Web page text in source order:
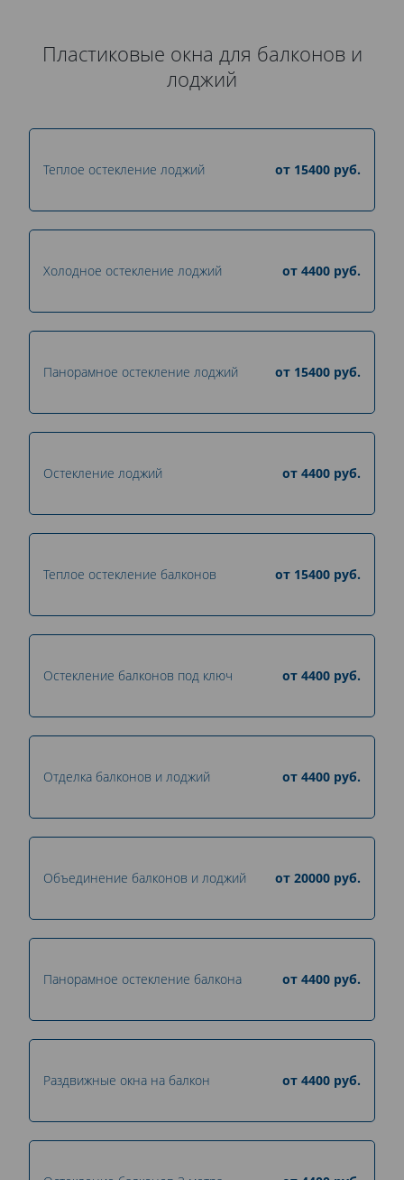
Пластиковые окна для балконов и
лоджий
Теплое остекление лоджий от 15400 руб.
Холодное остекление лоджий от 4400 руб.
Панорамное остекление лоджий от 15400 руб.
Остекление лоджий от 4400 руб.
Теплое остекление балконов от 15400 руб.
Остекление балконов под ключ от 4400 руб.
Отделка балконов и лоджий от 4400 руб.
Объединение балконов и лоджий от 20000 руб.
Панорамное остекление балкона от 4400 руб.
Раздвижные окна на балкон от 4400 руб.